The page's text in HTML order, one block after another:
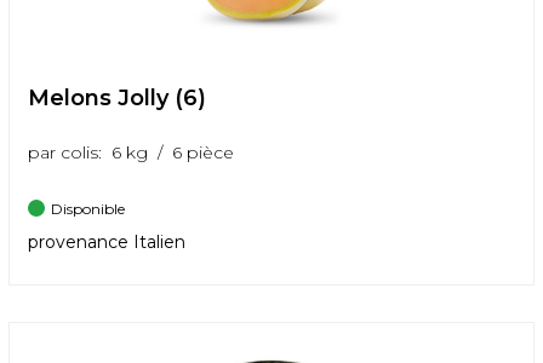
Melons Jolly (6)
par colis: 6 kg / 6 pièce
Disponible
provenance Italien